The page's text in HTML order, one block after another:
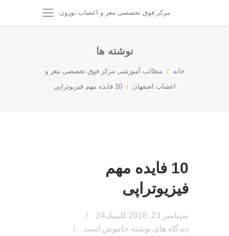
مرکز فوق تخصصی مغز و اعصاب نورون
نوشته ها
خانه
مطالب آموزشی مرکز فوق تخصصی مغز و
اعصاب اصفهان
10 فایده مهم فیزیوتراپی
10 فایده مهم
فیزیوتراپی
سپتامبر 23, 2018
کلینیک24
دیدگاه های نوشته خاموش است